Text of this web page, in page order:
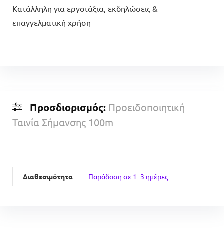
Κατάλληλη για εργοτάξια, εκδηλώσεις &
επαγγελματική χρήση
Προσδιορισμός: Προειδοποιητική
Ταινία Σήμανσης 100m
Διαθεσιμότητα Παράδοση σε 1–3 ημέρες